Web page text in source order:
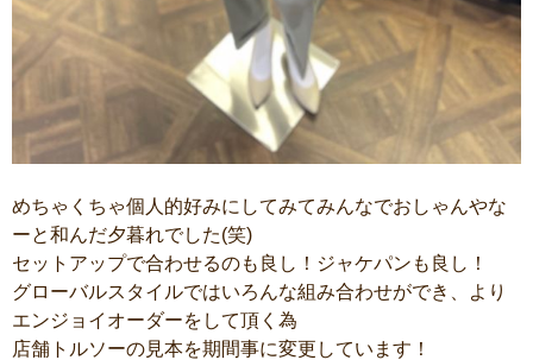
めちゃくちゃ個人的好みにしてみてみんなでおしゃんやな
ーと和んだ夕暮れでした(笑)
セットアップで合わせるのも良し！ジャケパンも良し！
グローバルスタイルではいろんな組み合わせができ、より
エンジョイオーダーをして頂く為
店舗トルソーの見本を期間事に変更しています！